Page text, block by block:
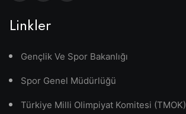
Linkler
Gençlik Ve Spor Bakanlığı
Spor Genel Müdürlüğü
Türkiye Milli Olimpiyat Komitesi (TMOK)